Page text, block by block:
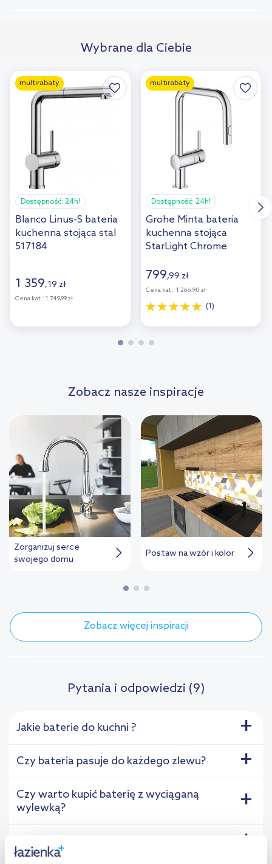
Wybrane dla Ciebie
multirabaty
Dostępność: 24h!
Blanco Linus-S bateria
kuchenna stojąca stal
517184
1 359,19 zł
Cena kat.: 1 749,99 zł
multirabaty
Dostępność: 24h!
Grohe Minta bateria
kuchenna stojąca
StarLight Chrome
799,99 zł
Cena kat.: 1 266,90 zł
(1)
Zobacz nasze inspiracje
Zorganizuj serce
swojego domu
Postaw na wzór i kolor
Zobacz więcej inspiracji
Pytania i odpowiedzi (9)
Jakie baterie do kuchni ? +
Czy bateria pasuje do każdego zlewu? +
Czy warto kupić baterię z wyciąganą
wylewką?
+
+